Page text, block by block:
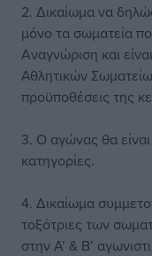
2. Δικαίωμα να
μόνο τα σωματεία
Αναγνώριση και
Αθλητικών
προϋποθέσεις της
3. Ο αγώνας θα είναι
κατηγορίες.
4. Δικαίωμα
τοξότριες των
στην Α’ & Β’